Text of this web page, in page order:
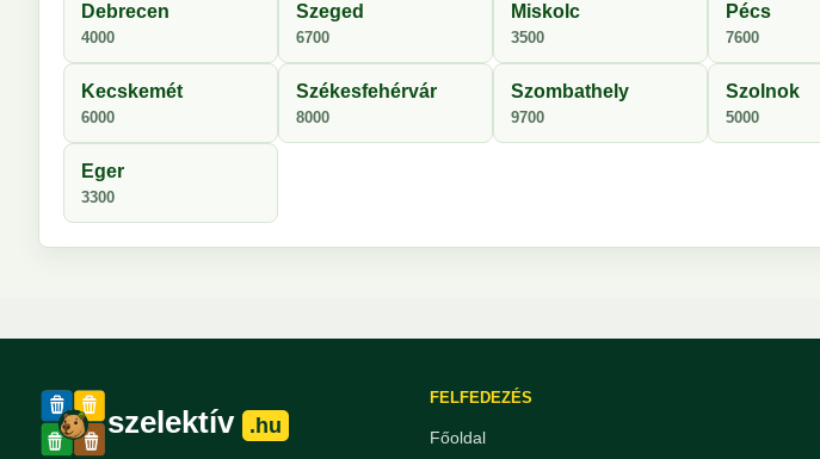
Debrecen
4000
Szeged
6700
Miskolc
3500
Pécs
7600
Kecskemét
6000
Székesfehérvár
8000
Szombathely
9700
Szolnok
5000
Eger
3300
szelektív .hu
FELFEDEZÉS
Főoldal